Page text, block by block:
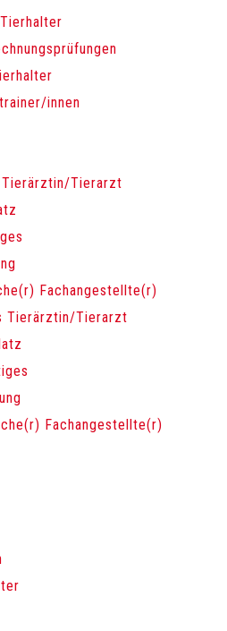
innen
Tierärztin/Tierarzt
Fachangestellte(r)
Tierärztin/Tierarzt
Fachangestellte(r)